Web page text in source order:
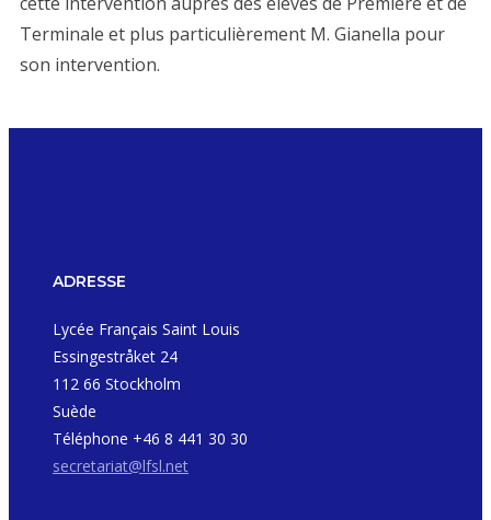
Terminale et plus particulièrement M. Gianella pour
son intervention.
ADRESSE
Lycée Français Saint Louis
Essingestråket 24
112 66 Stockholm
Suède
Téléphone +46 8 441 30 30
secretariat@lfsl.net